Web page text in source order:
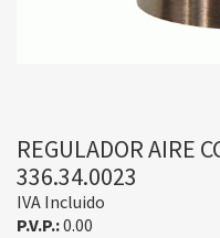
REGULADOR AIRE
336.34.0023
IVA Incluido
P.V.P.:0.00